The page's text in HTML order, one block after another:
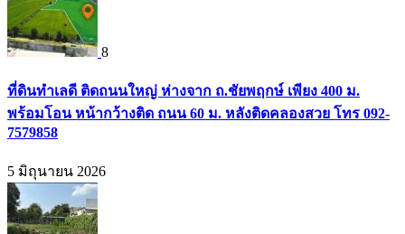
8
ที่ดินทำเลดี ติดถนนใหญ่ ห่างจาก ถ.ชัยพฤกษ์ เพียง 400 ม.
พร้อมโอน หน้ากว้างติด ถนน 60 ม. หลังติดคลองสวย โทร 092-
7579858
5 มิถุนายน 2026